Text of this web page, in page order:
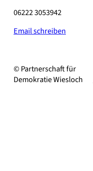
06222 3053942
Email schreiben
© Partnerschaft für
Demokratie Wiesloch